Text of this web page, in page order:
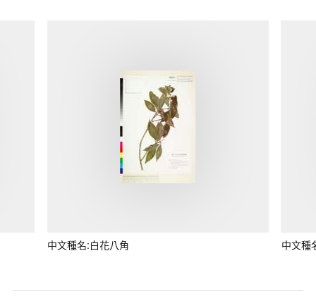
中文種名:白花八角 中文種